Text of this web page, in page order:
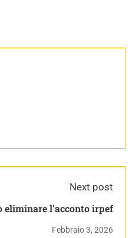
Next post
eliminare l'acconto irpef
Febbraio 3, 2026